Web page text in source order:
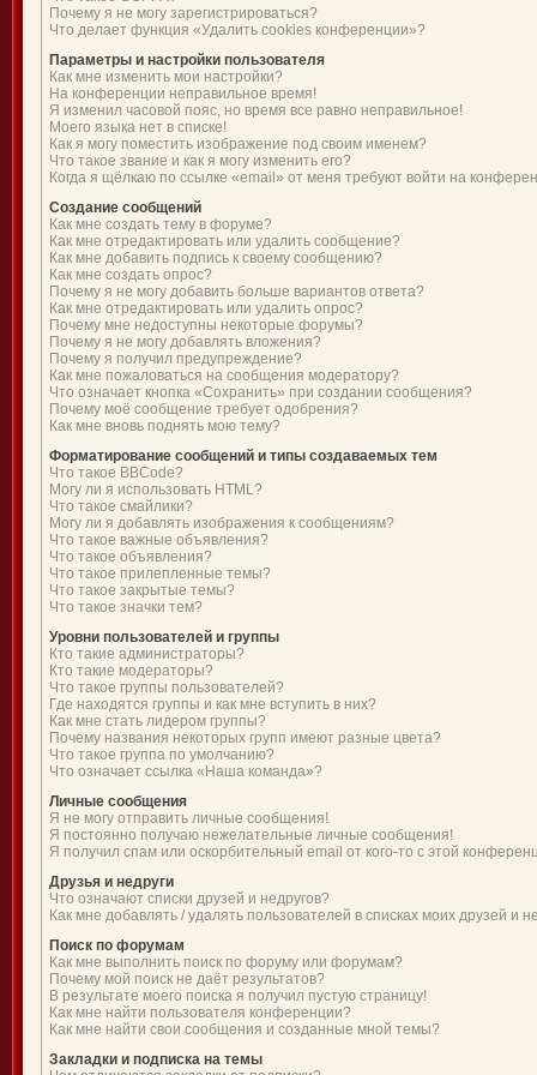
Почему я не могу зарегистрироваться?
Что делает функция «Удалить cookies конференции»?
Параметры и настройки пользователя
Как мне изменить мои настройки?
На конференции неправильное время!
Я изменил часовой пояс, но время все равно неправильное!
Моего языка нет в списке!
Как я могу поместить изображение под своим именем?
Что такое звание и как я могу изменить его?
Когда я щёлкаю по ссылке «email» от меня требуют войти на
Создание сообщений
Как мне создать тему в форуме?
Как мне отредактировать или удалить сообщение?
Как мне добавить подпись к своему сообщению?
Как мне создать опрос?
Почему я не могу добавить больше вариантов ответа?
Как мне отредактировать или удалить опрос?
Почему мне недоступны некоторые форумы?
Почему я не могу добавлять вложения?
Почему я получил предупреждение?
Как мне пожаловаться на сообщения модератору?
Что означает кнопка «Сохранить» при создании сообщения?
Почему моё сообщение требует одобрения?
Как мне вновь поднять мою тему?
Форматирование сообщений и типы создаваемых тем
Что такое BBCode?
Могу ли я использовать HTML?
Что такое смайлики?
Могу ли я добавлять изображения к сообщениям?
Что такое важные объявления?
Что такое объявления?
Что такое прилепленные темы?
Что такое закрытые темы?
Что такое значки тем?
Уровни пользователей и группы
Кто такие администраторы?
Кто такие модераторы?
Что такое группы пользователей?
Где находятся группы и как мне вступить в них?
Как мне стать лидером группы?
Почему названия некоторых групп имеют разные цвета?
Что такое группа по умолчанию?
Что означает ссылка «Наша команда»?
Личные сообщения
Я не могу отправить личные сообщения!
Я постоянно получаю нежелательные личные сообщения!
Я получил спам или оскорбительный email от кого-то с этой
Друзья и недруги
Что означают списки друзей и недругов?
Как мне добавлять / удалять пользователей в списках моих друзей и
Поиск по форумам
Как мне выполнить поиск по форуму или форумам?
Почему мой поиск не даёт результатов?
В результате моего поиска я получил пустую страницу!
Как мне найти пользователя конференции?
Как мне найти свои сообщения и созданные мной темы?
Закладки и подписка на темы